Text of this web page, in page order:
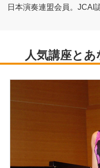
日本演奏連盟会員。JCAI